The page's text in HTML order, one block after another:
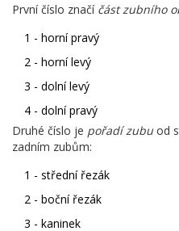
První číslo značí část zubního
1 - horní pravý
2 - horní levý
3 - dolní levý
4 - dolní pravý
Druhé číslo je pořadí zubu od
zadním zubům:
1 - střední řezák
2 - boční řezák
3 - kaninek